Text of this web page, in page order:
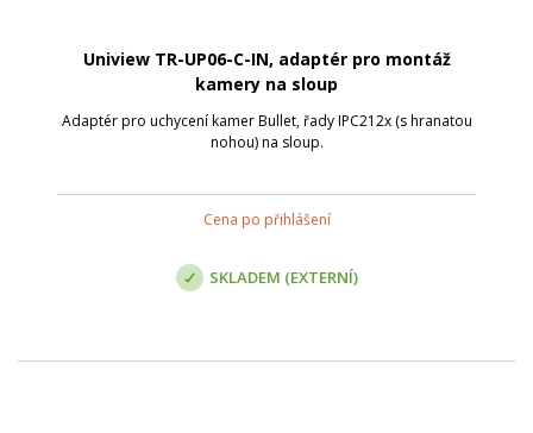
Uniview TR-UP06-C-IN, adaptér pro montáž
kamery na sloup
Adaptér pro uchycení kamer Bullet, řady IPC212x (s hranatou
nohou) na sloup.
Cena po přihlášení
SKLADEM (EXTERNÍ)